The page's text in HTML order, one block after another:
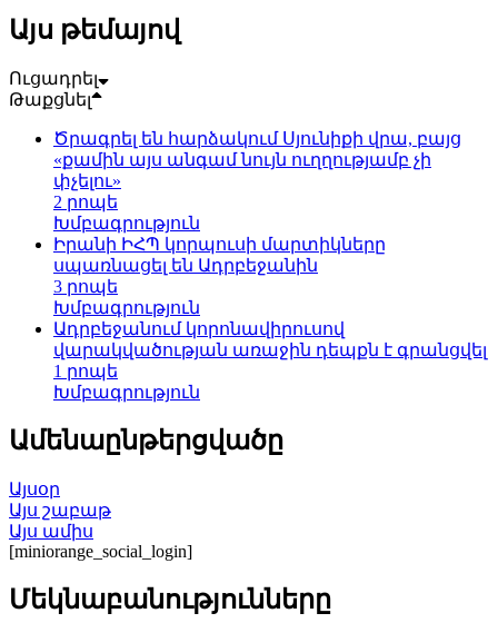
Այս թեմայով
Ուցադրել
Թաքցնել
Ծրագրել են հարձակում Սյունիքի վրա, բայց
«քամին այս անգամ նույն ուղղությամբ չի
փչելու»
2 րոպե
Խմբագրություն
Իրանի ԻՀՊ կորպուսի մարտիկները
սպառնացել են Ադրբեջանին
3 րոպե
Խմբագրություն
Ադրբեջանում կորոնավիրուսով
վարակվածության առաջին դեպքն է գրանցվել
1 րոպե
Խմբագրություն
Ամենաընթերցվածը
Այսօր
Այս շաբաթ
Այս ամիս
[miniorange_social_login]
Մեկնաբանությունները